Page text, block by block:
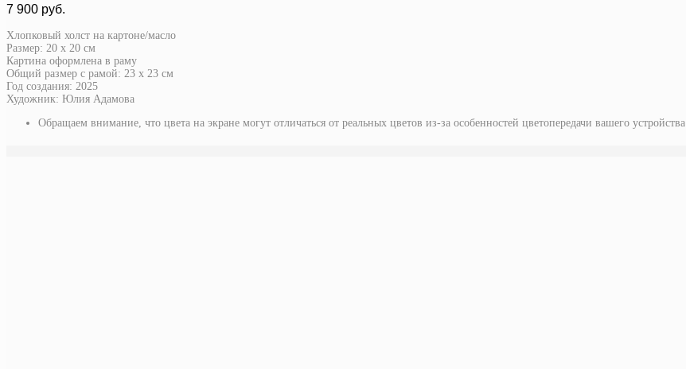
7 900 руб.
Хлопковый холст на картоне/масло
Размер: 20 х 20 см
Картина оформлена в раму
Общий размер с рамой: 23 х 23 см
Год создания: 2025
Художник: Юлия Адамова
Обращаем внимание, что цвета на экране могут отличаться от реальных цветов из-за особенностей цветопередачи вашего устройства.